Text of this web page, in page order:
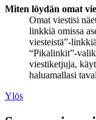
Miten löydän omat
Omat viestisi
linkkiä omissa
viesteistä”-
“Pikalinkit”-
viestiketjuja,
haluamallasi
Ylös